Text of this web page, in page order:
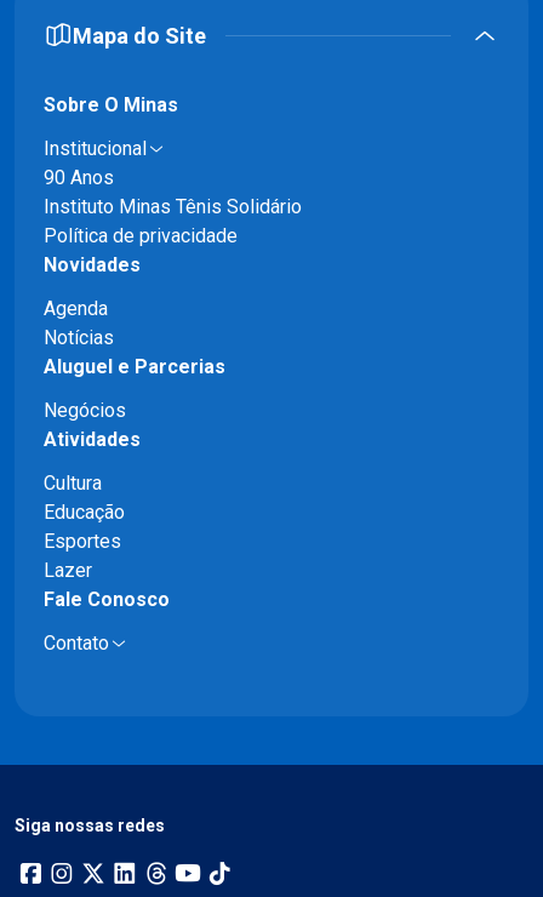
Mapa do Site
Sobre O Minas
Institucional
90 Anos
Instituto Minas Tênis Solidário
Política de privacidade
Novidades
Agenda
Notícias
Aluguel e Parcerias
Negócios
Atividades
Cultura
Educação
Esportes
Lazer
Fale Conosco
Contato
Siga nossas redes